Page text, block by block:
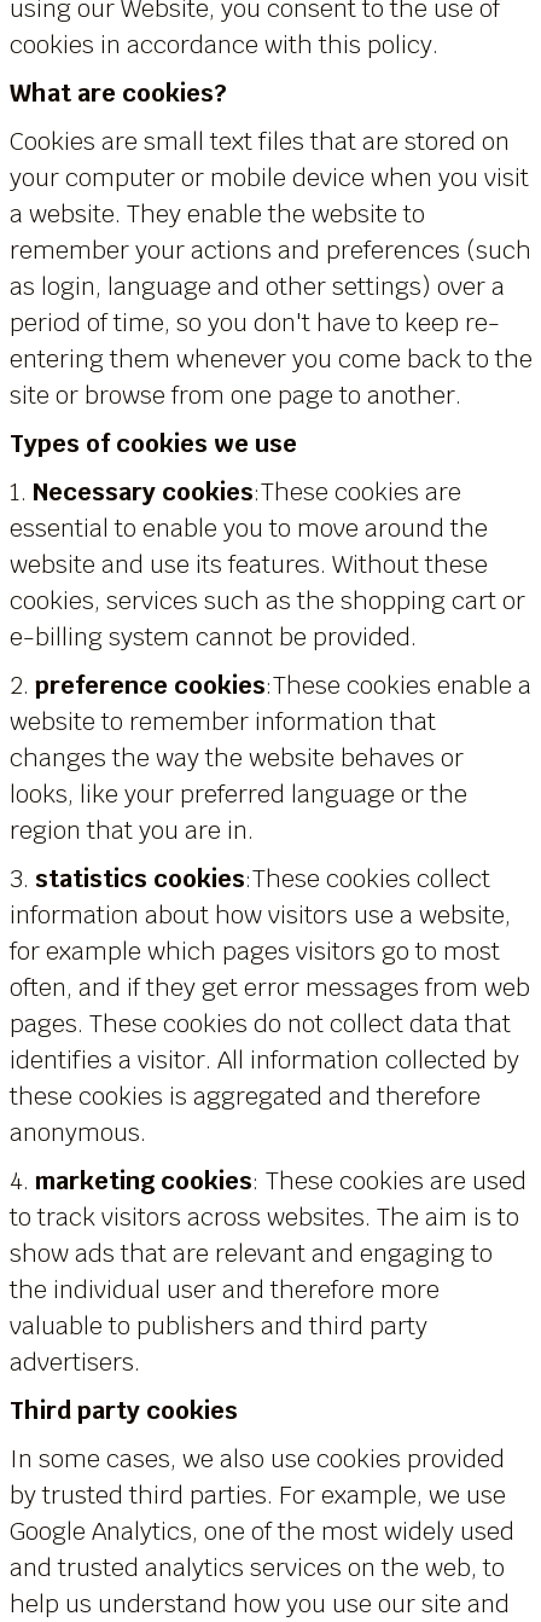
using our Website, you consent to the use of
cookies in accordance with this policy.
What are cookies?
Cookies are small text files that are stored on
your computer or mobile device when you visit
a website. They enable the website to
remember your actions and preferences (such
as login, language and other settings) over a
period of time, so you don't have to keep re-
entering them whenever you come back to the
site or browse from one page to another.
Types of cookies we use
1. Necessary cookies:These cookies are
essential to enable you to move around the
website and use its features. Without these
cookies, services such as the shopping cart or
e-billing system cannot be provided.
2. preference cookies:These cookies enable a
website to remember information that
changes the way the website behaves or
looks, like your preferred language or the
region that you are in.
3. statistics cookies:These cookies collect
information about how visitors use a website,
for example which pages visitors go to most
often, and if they get error messages from web
pages. These cookies do not collect data that
identifies a visitor. All information collected by
these cookies is aggregated and therefore
anonymous.
4. marketing cookies: These cookies are used
to track visitors across websites. The aim is to
show ads that are relevant and engaging to
the individual user and therefore more
valuable to publishers and third party
advertisers.
Third party cookies
In some cases, we also use cookies provided
by trusted third parties. For example, we use
Google Analytics, one of the most widely used
and trusted analytics services on the web, to
help us understand how you use our site and